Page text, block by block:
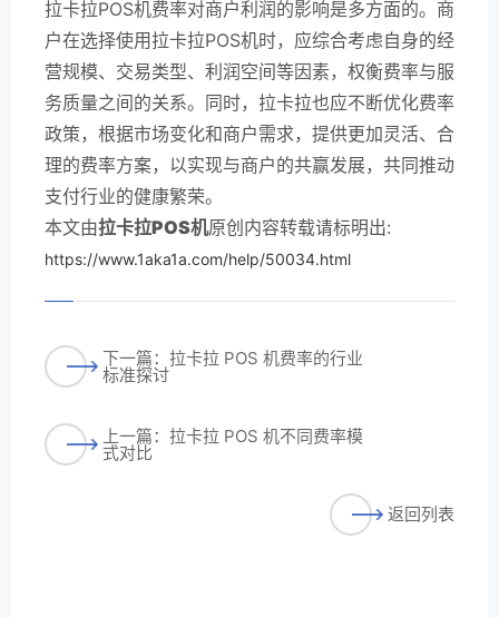
拉卡拉POS机费率对商户利润的影响是多方面的。商
户在选择使用拉卡拉POS机时，应综合考虑自身的经
营规模、交易类型、利润空间等因素，权衡费率与服
务质量之间的关系。同时，拉卡拉也应不断优化费率
政策，根据市场变化和商户需求，提供更加灵活、合
理的费率方案，以实现与商户的共赢发展，共同推动
支付行业的健康繁荣。
本文由拉卡拉POS机原创内容转载请标明出:
https://www.1aka1a.com/help/50034.html
下一篇：拉卡拉 POS 机费率的行业
标准探讨
上一篇：拉卡拉 POS 机不同费率模
式对比
返回列表